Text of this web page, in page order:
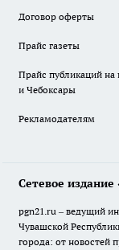
Договор оферты
Прайс газеты
Прайс публикаций на
и Чебоксары
Рекламодателям
Сетевое издание
pgn21.ru – ведущий
Чувашской
города: от новостей